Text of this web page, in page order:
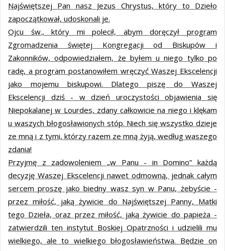
Najświętszej Pan nasz Jezus Chrystus, który to Dzieło
zapoczątkował, udoskonali je.
Ojcu św., który mi polecił, abym doręczył program
Zgromadzenia świętej Kongregacji od Biskupów i
Zakonników, odpowiedziałem, że byłem u niego tylko po
radę, a program postanowiłem wręczyć Waszej Ekscelencji
jako mojemu biskupowi. Dlatego piszę do Waszej
Ekscelencji dziś - w dzień uroczystości objawienia się
Niepokalanej w Lourdes, zdany całkowicie na niego i klękam
u waszych błogosławionych stóp. Niech się wszystko dzieje
ze mną i z tymi, którzy razem ze mną żyją, według waszego
zdania!
Przyjmę z zadowoleniem „w Panu - in Domino” każdą
decyzję Waszej Ekscelencji nawet odmowną, jednak całym
sercem proszę jako biedny wasz syn w Panu, żebyście -
przez miłość, jaką żywicie do Najświętszej Panny, Matki
tego Dzieła, oraz przez miłość, jaką żywicie do papieża -
zatwierdzili ten instytut Boskiej Opatrzności i udzielili mu
wielkiego, ale to wielkiego błogosławieństwa. Będzie on